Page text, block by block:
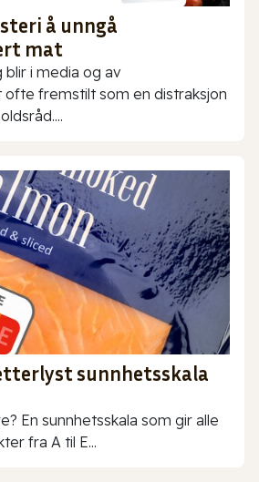
å unngå
mat
i media og av
fremstilt som en distraksjon
sunnhetsskala
En sunnhetsskala som gir alle
fra A til E...